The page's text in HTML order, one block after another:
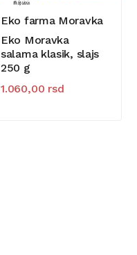
Eko farma Moravka
Eko Moravka
salama klasik, slajs
250 g
1.060,00 rsd